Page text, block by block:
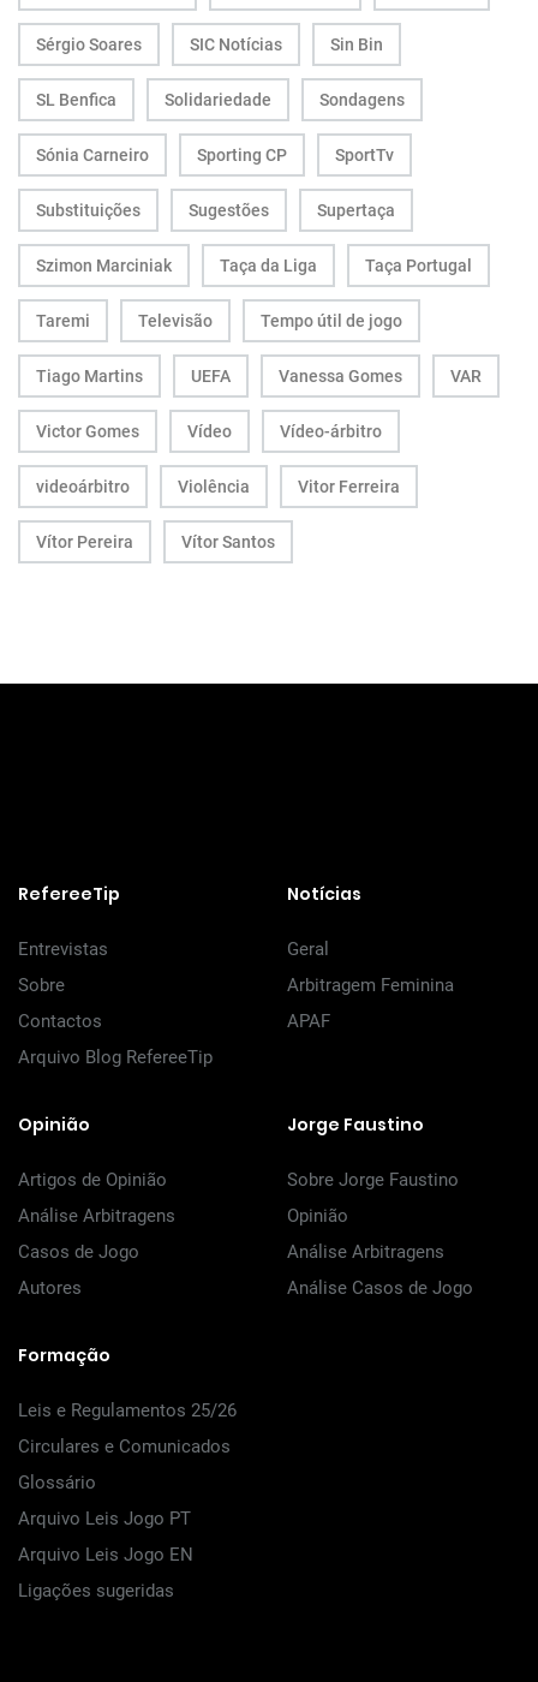
Sérgio Soares SIC Notícias Sin Bin
SL Benfica Solidariedade Sondagens
Sónia Carneiro Sporting CP SportTv
Substituições Sugestões Supertaça
Szimon Marciniak Taça da Liga Taça Portugal
Taremi Televisão Tempo útil de jogo
Tiago Martins UEFA Vanessa Gomes VAR
Victor Gomes Vídeo Vídeo-árbitro
videoárbitro Violência Vitor Ferreira
Vítor Pereira Vítor Santos
RefereeTip
Entrevistas
Sobre
Contactos
Arquivo Blog RefereeTip
Notícias
Geral
Arbitragem Feminina
APAF
Opinião
Artigos de Opinião
Análise Arbitragens
Casos de Jogo
Autores
Jorge Faustino
Sobre Jorge Faustino
Opinião
Análise Arbitragens
Análise Casos de Jogo
Formação
Leis e Regulamentos 25/26
Circulares e Comunicados
Glossário
Arquivo Leis Jogo PT
Arquivo Leis Jogo EN
Ligações sugeridas